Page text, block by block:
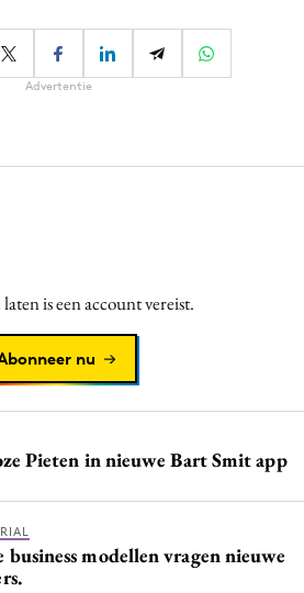
Advertentie
is een account vereist.
nu
Pieten in nieuwe Bart Smit app
modellen vragen nieuwe